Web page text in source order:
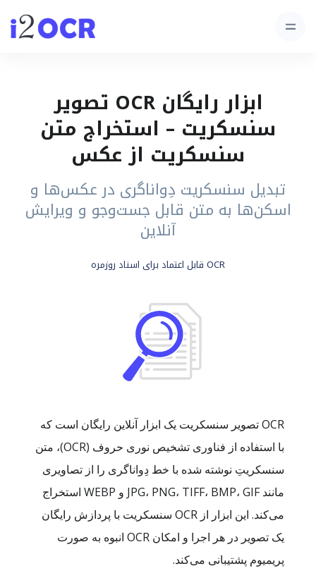
ابزار رایگان OCR تصویر
سنسکریت – استخراج متن
سنسکریت از عکس
تبدیل سنسکریت دِواناگری در عکس‌ها و
اسکن‌ها به متن قابل جست‌وجو و ویرایش
آنلاین
OCR قابل اعتماد برای اسناد روزمره
OCR تصویر سنسکریت یک ابزار آنلاین رایگان است که
با استفاده از فناوری تشخیص نوری حروف (OCR)، متن
سنسکریتِ نوشته شده با خط دِواناگری را از تصاویری
مانند JPG، PNG، TIFF، BMP، GIF و WEBP استخراج
می‌کند. این ابزار از OCR سنسکریت با پردازش رایگان
یک تصویر در هر اجرا و امکان OCR انبوه به صورت
پریمیوم پشتیبانی می‌کند.